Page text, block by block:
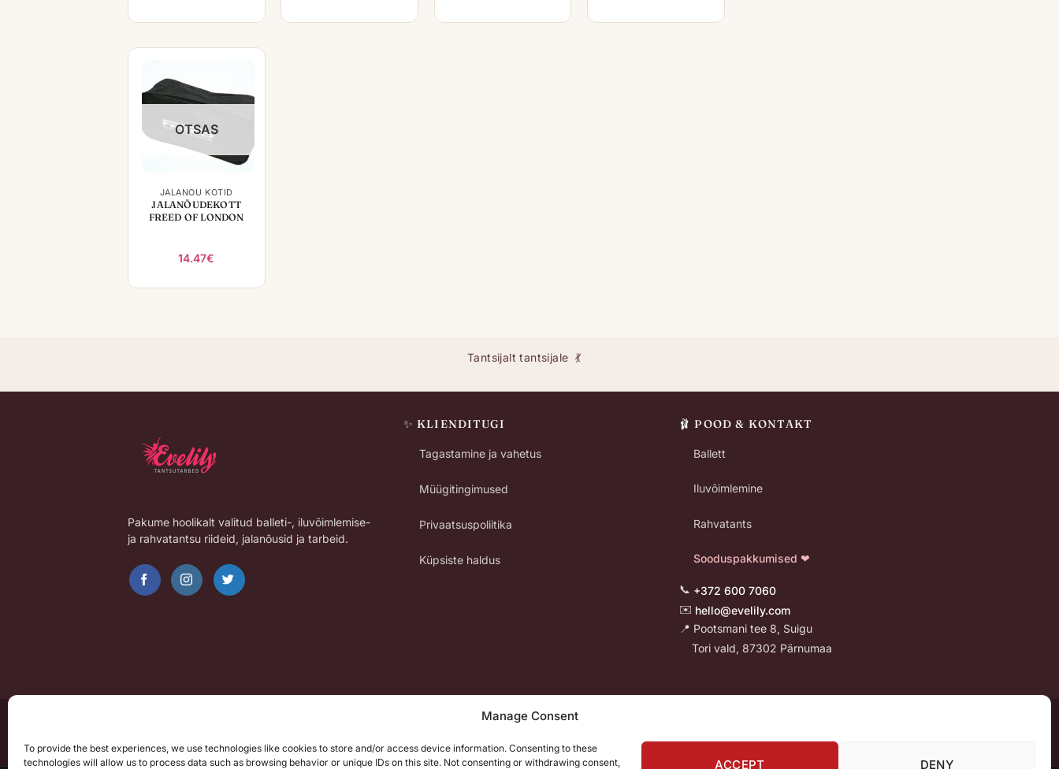
Manage Consent
To provide the best experiences, we use technologies like cookies to store and/or access device information. Consenting to these
technologies will allow us to process data such as browsing behavior or unique IDs on this site. Not consenting or withdrawing consent,
ACCEPT DENY
100.63€.86.80€.
OTSAS
JALANÕU KOTID
JALANÕUDEKOTT
FREED OF LONDON
14.47€
Tantsijalt tantsijale 💃
Pakume hoolikalt valitud balleti-, iluvõimlemise-
ja rahvatantsu riideid, jalanõusid ja tarbeid.
✨ KLIENDITUGI
Tagastamine ja vahetus
Müügitingimused
Privaatsuspoliitika
Küpsiste haldus
🩰 POOD & KONTAKT
Ballett
Iluvõimlemine
Rahvatants
Sooduspakkumised ❤
📞 +372 600 7060
✉️ hello@evelily.com
📍 Pootsmani tee 8, Suigu
Tori vald, 87302 Pärnumaa
„Iga samm on oluline." - Evelily